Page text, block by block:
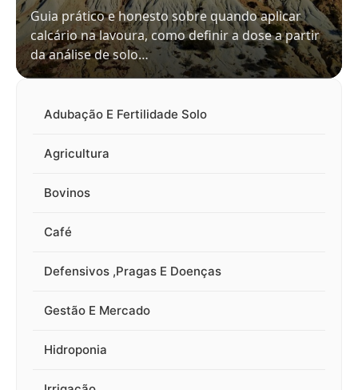
Guia prático e honesto sobre quando aplicar
calcário na lavoura, como definir a dose a partir
da análise de solo…
Adubação E Fertilidade Solo
Agricultura
Bovinos
Café
Defensivos ,Pragas E Doenças
Gestão E Mercado
Hidroponia